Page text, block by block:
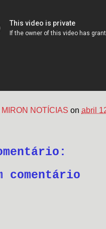
MIRON NOTÍCIAS on abril
comentário